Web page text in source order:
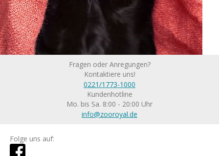
Fragen oder Anregungen?
Kontaktiere uns!
0221/1773-1000
Kundenhotline
Mo. bis Sa. 8:00 - 20:00 Uhr
info@zooroyal.de
Folge uns auf: